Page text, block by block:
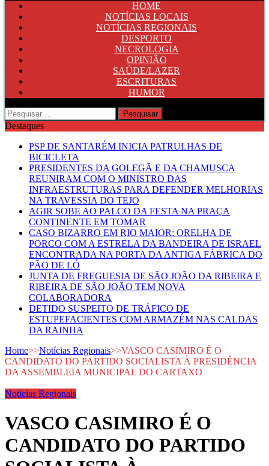
HOME
NOTÍCIAS LOCAIS
NOTÍCIAS REGIONAIS
DESPORTO
NECROLOGIA
OPINIÃO
SAÚDE/LAZER
ESCRITURAS
HUMOR
Pesquisar
por:
Destaques
PSP DE SANTARÉM INICIA PATRULHAS DE
BICICLETA
PRESIDENTES DA GOLEGÃ E DA CHAMUSCA
REUNIRAM COM O MINISTRO DAS
INFRAESTRUTURAS PARA DEFENDER MELHORIAS
NA TRAVESSIA DO TEJO
AGIR SOBE AO PALCO DA FESTA NA PRAÇA
CONTINENTE EM TOMAR
CASO BIZARRO EM RIO MAIOR: ORELHA DE
PORCO COM A ESTRELA DA BANDEIRA DE ISRAEL
ENCONTRADA NA PORTA DA ANTIGA FÁBRICA DO
PÃO DE LÓ
JUNTA DE FREGUESIA DE SÃO JOÃO DA RIBEIRA E
RIBEIRA DE SÃO JOÃO TEM NOVA
COLABORADORA
DETIDO SUSPEITO DE TRÁFICO DE
ESTUPEFACIENTES COM ARMAZÉM NAS CALDAS
DA RAINHA
Home>>Notícias Regionais>>VASCO CASIMIRO É O
CANDIDATO DO PARTIDO SOCIALISTA À PRESIDÊNCIA
DA ASSEMBLEIA MUNICIPAL DO CARTAXO
Notícias Regionais
VASCO CASIMIRO É O
CANDIDATO DO PARTIDO